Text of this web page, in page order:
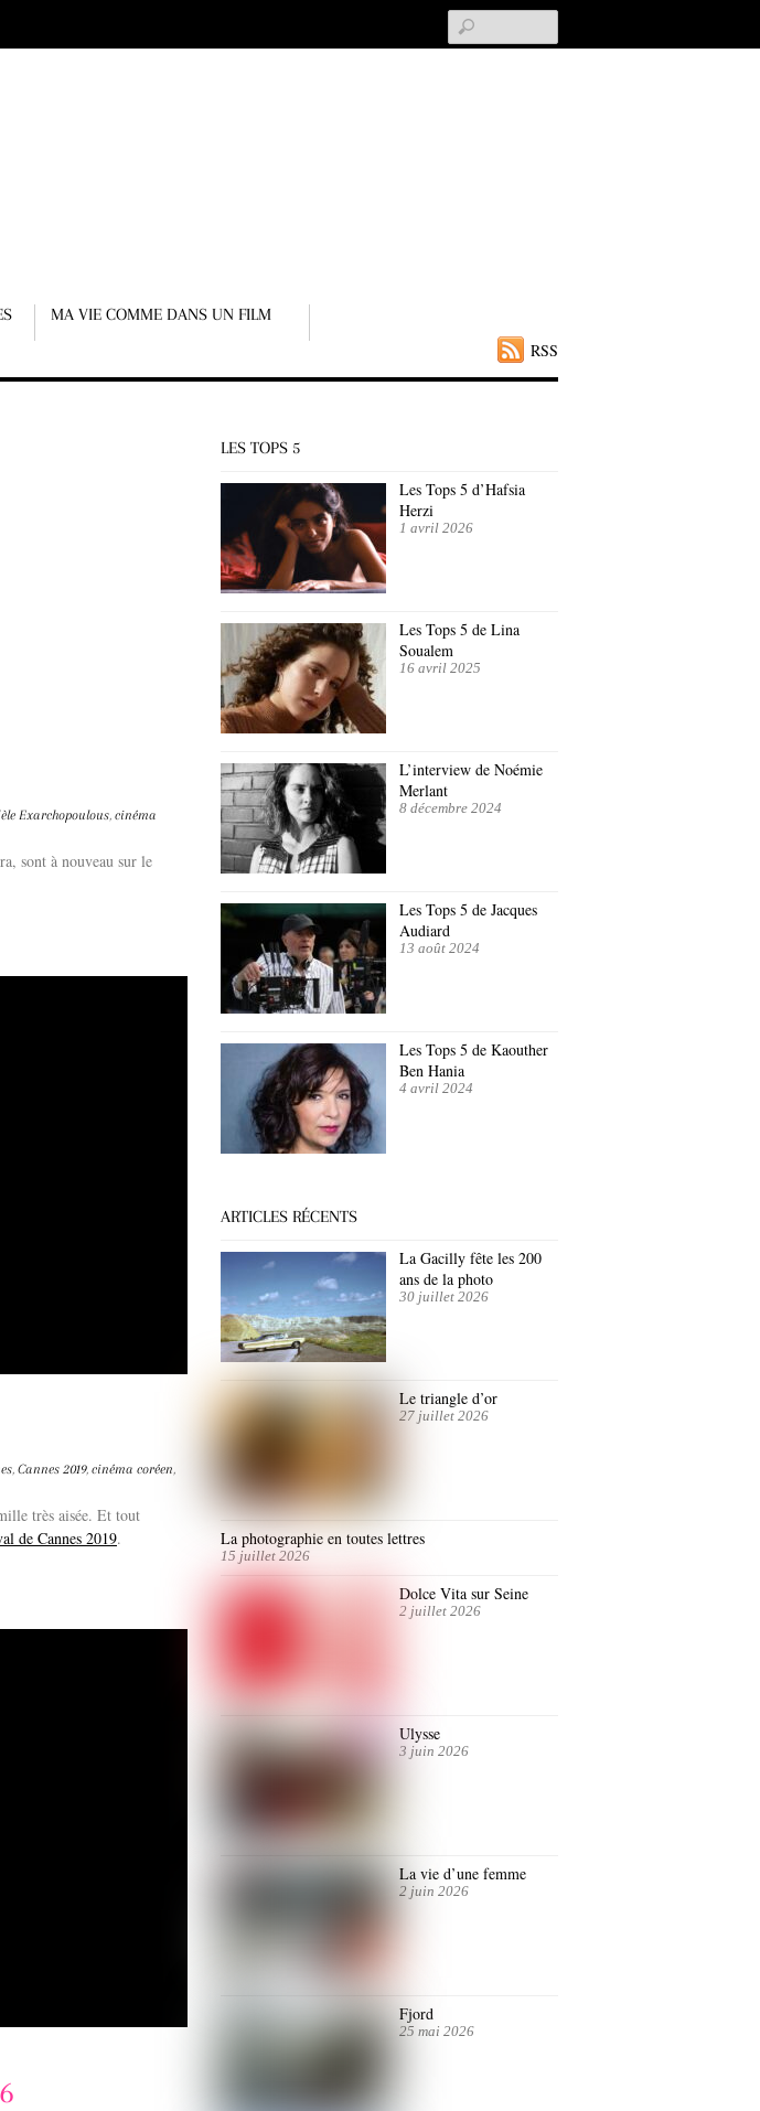
RSS
MA VIE COMME DANS UN FILM
Exarchopoulous, cinéma
sont à nouveau sur le
, Cannes 2019, cinéma coréen,
très aisée. Et tout
de Cannes 2019.
LES TOPS 5
Les Tops 5 d’Hafsia
Herzi
1 avril 2026
Les Tops 5 de Lina
Soualem
16 avril 2025
L’interview de Noémie
Merlant
8 décembre 2024
Les Tops 5 de Jacques
Audiard
13 août 2024
Les Tops 5 de Kaouther
Ben Hania
4 avril 2024
ARTICLES RÉCENTS
La Gacilly fête les 200
ans de la photo
30 juillet 2026
Le triangle d’or
27 juillet 2026
La photographie en toutes lettres
15 juillet 2026
Dolce Vita sur Seine
2 juillet 2026
Ulysse
3 juin 2026
La vie d’une femme
2 juin 2026
Fjord
25 mai 2026